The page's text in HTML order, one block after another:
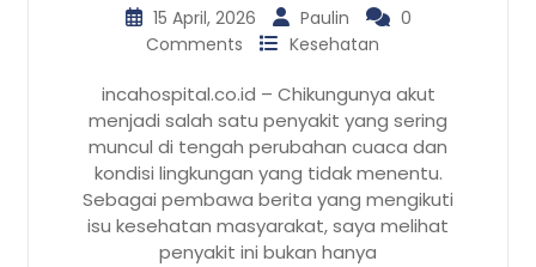
15 April, 2026 Paulin
0
Comments
Kesehatan
incahospital.co.id – Chikungunya akut
menjadi salah satu penyakit yang sering
muncul di tengah perubahan cuaca dan
kondisi lingkungan yang tidak menentu.
Sebagai pembawa berita yang mengikuti
isu kesehatan masyarakat, saya melihat
penyakit ini bukan hanya